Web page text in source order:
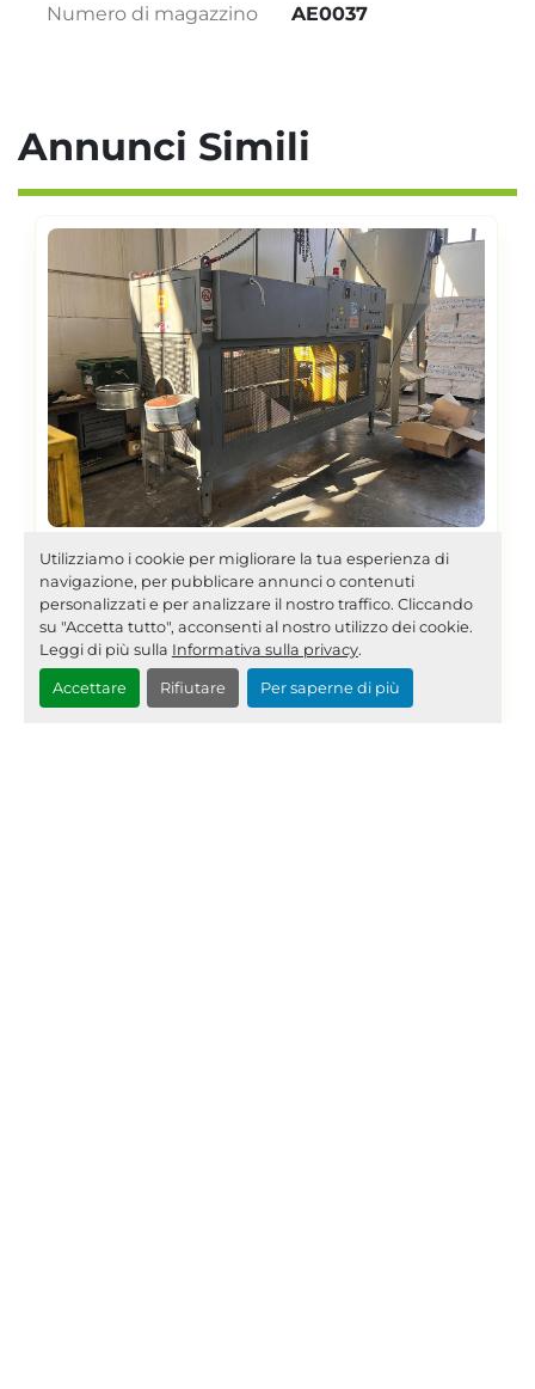
Utilizziamo i cookie per migliorare la tua esperienza di
navigazione, per pubblicare annunci o contenuti
personalizzati e per analizzare il nostro traffico. Cliccando
su "Accetta tutto", acconsenti al nostro utilizzo dei cookie.
Leggi di più sulla Informativa sulla privacy.
Accettare Rifiutare Per saperne di più
Numero di magazzino AE0037
Annunci Simili
Posizione
2005 SICA SPA TRS/C SY 25-
160 CNC AE0188